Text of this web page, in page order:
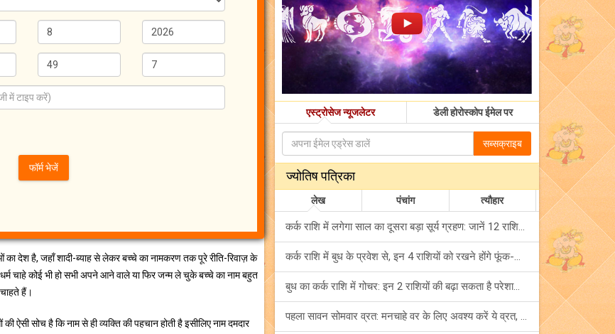
का देश है, जहाँ शादी-ब्याह से लेकर बच्चे का नामकरण तक पूरे रीति-रिवाज़ के
चाहे कोई भी हो सभी अपने आने वाले या फिर जन्म ले चुके बच्चे का नाम बहुत
हैं।
की ऐसी सोच है कि नाम से ही व्यक्ति की पहचान होती है इसीलिए नाम दमदार
एस्ट्रोसेज न्यूजलेटर डेली होरोस्कोप ईमेल पर
सब्सक्राइब
ज्योतिष पत्रिका
लेख पंचांग त्यौहार
कर्क राशि में लगेगा साल का दूसरा बड़ा सूर्य ग्रहण: जानें 12 राशियों पर शुभ-अशुभ प्रभाव!
कर्क राशि में बुध के प्रवेश से, इन 4 राशियों को रखने होंगे फूंक-फूंक कर कदम!
बुध का कर्क राशि में गोचर: इन 2 राशियों की बढ़ा सकता है परेशानियां, हो जाएं सावधान!
पहला सावन सोमवार व्रत: मनचाहे वर के लिए अवश्य करें ये व्रत, जानें नियम एवं पूजा विधि!